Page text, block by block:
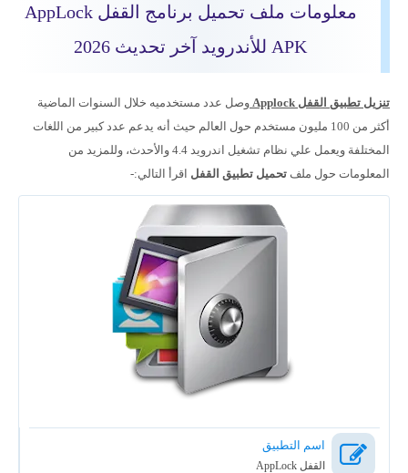
معلومات ملف تحميل برنامج القفل AppLock
APK للأندرويد آخر تحديث 2026
تنزيل تطبيق القفل Applock
وصل عدد مستخدميه خلال السنوات الماضية
أكثر من 100 مليون مستخدم حول العالم حيث أنه يدعم عدد كبير من اللغات
المختلفة ويعمل علي نظام تشغيل اندرويد 4.4 والأحدث، وللمزيد من
المعلومات حول ملف تحميل تطبيق القفل اقرأ التالي:-
اسم التطبيق
القفل AppLock